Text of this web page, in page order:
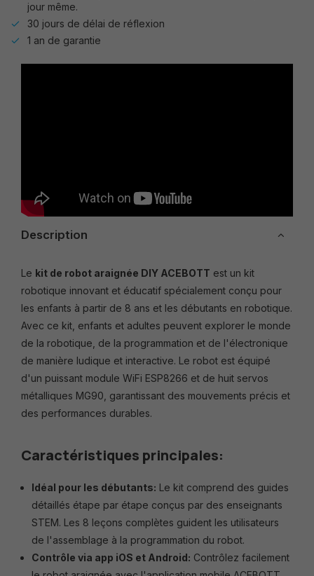
jour même.
30 jours de délai de réflexion
1 an de garantie
Description
Le kit de robot araignée DIY ACEBOTT est un kit
robotique innovant et éducatif spécialement conçu pour
les enfants à partir de 8 ans et les débutants en robotique.
Avec ce kit, enfants et adultes peuvent explorer le monde
de la robotique, de la programmation et de l'électronique
de manière ludique et interactive. Le robot est équipé
d'un puissant module WiFi ESP8266 et de huit servos
métalliques MG90, garantissant des mouvements précis et
des performances durables.
Caractéristiques principales:
Idéal pour les débutants: Le kit comprend des guides
détaillés étape par étape conçus par des enseignants
STEM. Les 8 leçons complètes guident les utilisateurs
de l'assemblage à la programmation du robot.
Contrôle via app iOS et Android: Contrôlez facilement